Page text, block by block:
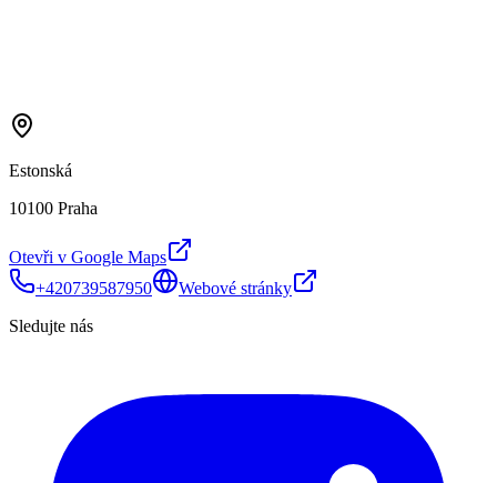
Estonská
10100 Praha
Otevři v Google Maps
+420739587950
Webové stránky
Sledujte nás